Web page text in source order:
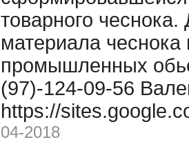
товарного чеснока.
материала
промышленных
(97)-124-09-56
https://
04-2018